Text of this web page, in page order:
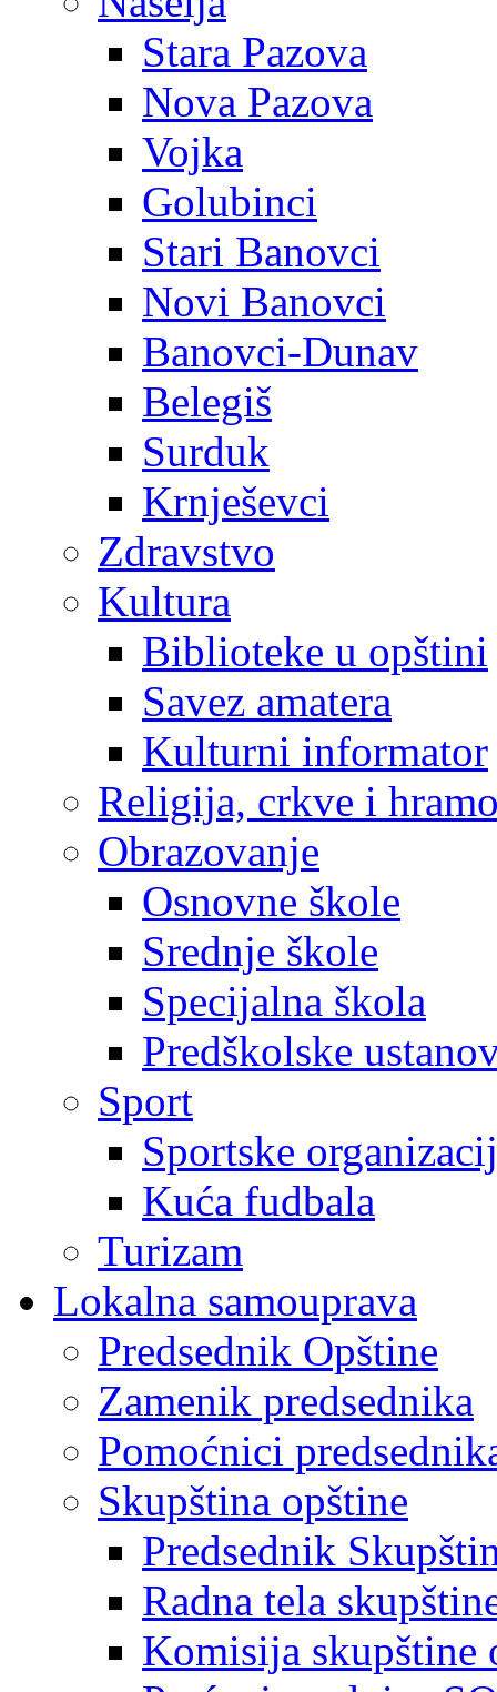
Stara Pazova
Nova Pazova
Vojka
Golubinci
Stari Banovci
Novi Banovci
Banovci-Dunav
Belegiš
Surduk
Krnješevci
Zdravstvo
Kultura
Biblioteke u opštini
Savez amatera
Kulturni informator
Religija, crkve i
Obrazovanje
Osnovne škole
Srednje škole
Specijalna škola
Predškolske
Sport
Sportske
Kuća fudbala
Turizam
Lokalna samouprava
Predsednik Opštine
Zamenik predsednika
Pomoćnici
Skupština opštine
Predsednik
Radna tela
Komisija skupštine